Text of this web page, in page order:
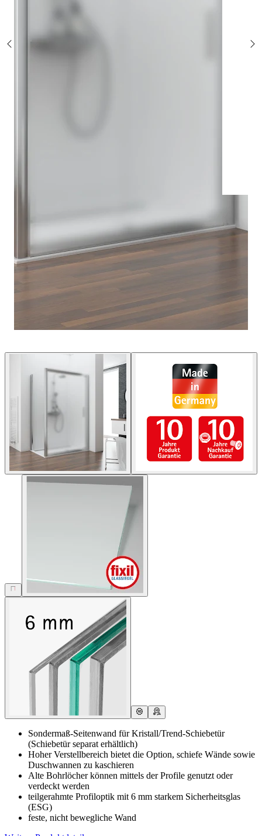
Sondermaß-Seitenwand für Kristall/Trend-Schiebetür
(Schiebetür separat erhältlich)
Hoher Verstellbereich bietet die Option, schiefe Wände sowie
Duschwannen zu kaschieren
Alte Bohrlöcher können mittels der Profile genutzt oder
verdeckt werden
teilgerahmte Profiloptik mit 6 mm starkem Sicherheitsglas
(ESG)
feste, nicht bewegliche Wand